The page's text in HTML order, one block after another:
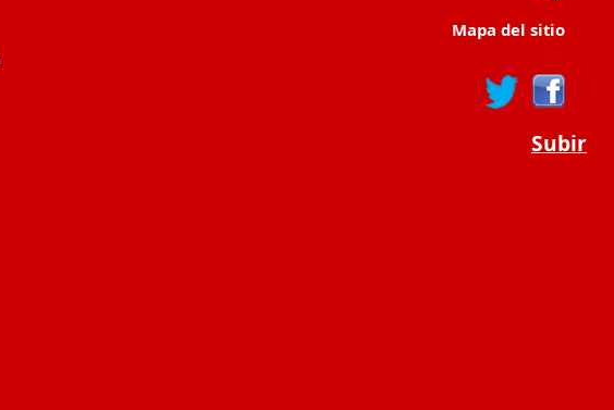
Mapa del sitio
Subir